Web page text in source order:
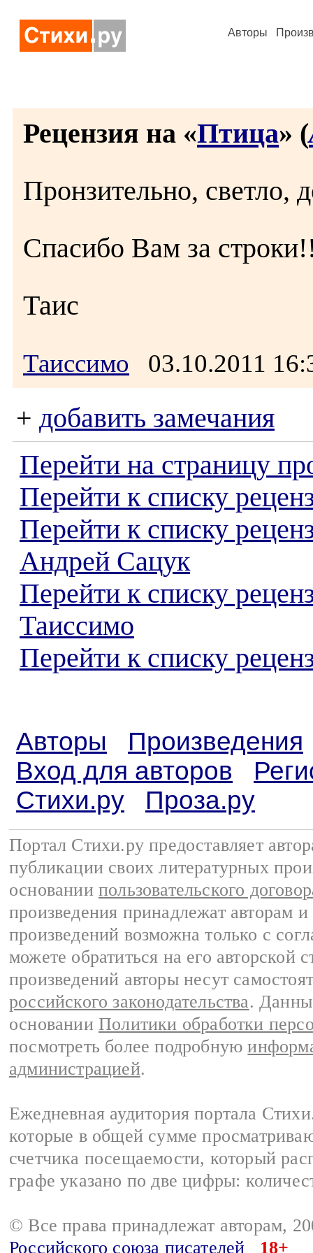
Авторы
Рецензия на «Птица» (
Пронзительно, светло,
Спасибо Вам за
Таис
Таиссимо 03.10.2011
+ добавить замечания
Перейти на страницу
Перейти к списку
Перейти к списку
Андрей Сацук
Перейти к списку
Таиссимо
Перейти к списку
Авторы
Произведения
Вход для авторов
Стихи.ру
Проза.ру
Портал Стихи.ру предоставляет
публикации своих литературных
основании пользовательского
произведения принадлежат авторам
произведений возможна только с
можете обратиться на его авторской
произведений авторы несут
российского законодательства.
основании Политики обработки
посмотреть более подробную
администрацией.
Ежедневная аудитория портала
которые в общей сумме
счетчика посещаемости, который
графе указано по две цифры:
© Все права принадлежат авторам,
Российского союза писателей
18+